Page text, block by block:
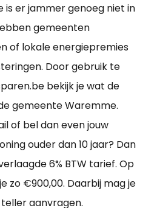
is er jammer genoeg niet in
gemeenten
of lokale energiepremies
Door gebruik te
bekijk je wat de
gemeente Waremme.
of bel dan even jouw
ouder dan 10 jaar? Dan
6% BTW tarief. Op
zo €900,00. Daarbij mag je
aanvragen.